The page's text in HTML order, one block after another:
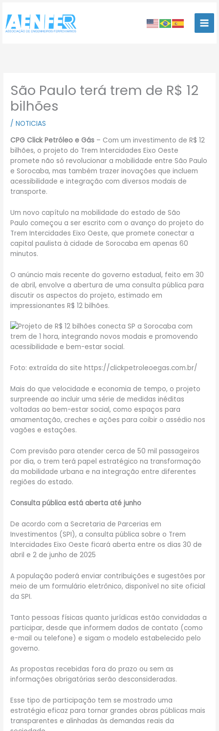
para
conteúdo
São Paulo terá trem de R$ 12
bilhões
/NOTICIAS
CPG Click Petróleo e Gás – Com um investimento de R$ 12
bilhões, o projeto do Trem Intercidades Eixo Oeste
promete não só revolucionar a mobilidade entre São Paulo
e Sorocaba, mas também trazer inovações que incluem
acessibilidade e integração com diversos modais de
transporte.
Um novo capítulo na mobilidade do estado de São
Paulo começou a ser escrito com o avanço do projeto do
Trem Intercidades Eixo Oeste, que promete conectar a
capital paulista à cidade de Sorocaba em apenas 60
minutos.
O anúncio mais recente do governo estadual, feito em 30
de abril, envolve a abertura de uma consulta pública para
discutir os aspectos do projeto, estimado em
impressionantes R$ 12 bilhões.
Foto: extraída do site https://clickpetroleoegas.com.br/
Mais do que velocidade e economia de tempo, o projeto
surpreende ao incluir uma série de medidas inéditas
voltadas ao bem-estar social, como espaços para
amamentação, creches e ações para coibir o assédio nos
vagões e estações.
Com previsão para atender cerca de 50 mil passageiros
por dia, o trem terá papel estratégico na transformação
da mobilidade urbana e na integração entre diferentes
regiões do estado.
Consulta pública está aberta até junho
De acordo com a Secretaria de Parcerias em
Investimentos (SPI), a consulta pública sobre o Trem
Intercidades Eixo Oeste ficará aberta entre os dias 30 de
abril e 2 de junho de 2025
A população poderá enviar contribuições e sugestões por
meio de um formulário eletrônico, disponível no site oficial
da SPI.
Tanto pessoas físicas quanto jurídicas estão convidadas a
participar, desde que informem dados de contato (como
e-mail ou telefone) e sigam o modelo estabelecido pelo
governo.
As propostas recebidas fora do prazo ou sem as
informações obrigatórias serão desconsideradas.
Esse tipo de participação tem se mostrado uma
estratégia eficaz para tornar grandes obras públicas mais
transparentes e alinhadas às demandas reais da